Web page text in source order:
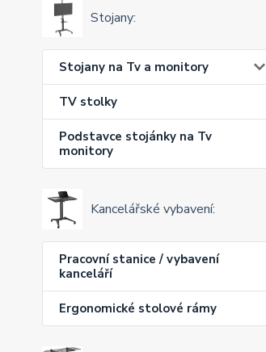
Stojany:
Stojany na Tv a monitory
TV stolky
Podstavce stojánky na Tv
monitory
Kancelářské vybavení:
Pracovní stanice / vybavení
kanceláří
Ergonomické stolové rámy